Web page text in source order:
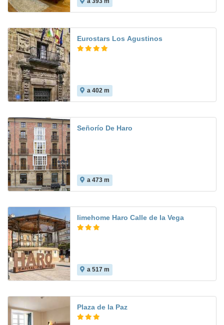
Eurostars Los Agustinos
a 402 m
Señorío De Haro
a 473 m
limehome Haro Calle de la Vega
a 517 m
Plaza de la Paz